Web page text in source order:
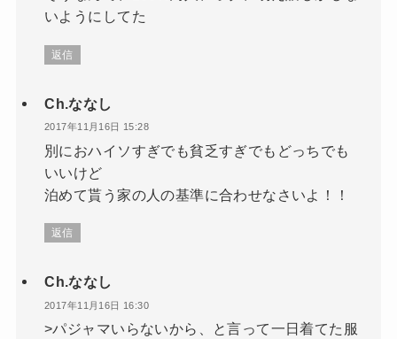
いようにしてた
返信
Ch.ななし
2017年11月16日 15:28
別におハイソすぎでも貧乏すぎでもどっちでも
いいけど
泊めて貰う家の人の基準に合わせなさいよ！！
返信
Ch.ななし
2017年11月16日 16:30
>パジャマいらないから、と言って一日着てた服